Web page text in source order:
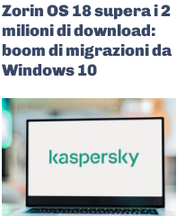
Zorin OS 18 supera i 2
milioni di download:
boom di migrazioni da
Windows 10